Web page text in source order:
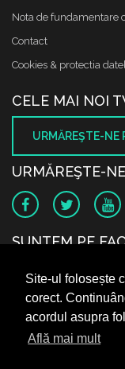
Site-ul folosește
corect.
acordul asupra
Află mai mult
Nota de fundamentare
Contact
Cookies & protectia
CELE MAI NOI
URMĂREŞTE-NE
URMĂREŞTE-NE
SUNTEM PE